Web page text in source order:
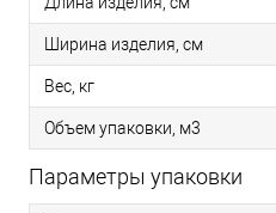
Ширина изделия, см
Вес, кг
Объем упаковки, м3
Параметры упаковки